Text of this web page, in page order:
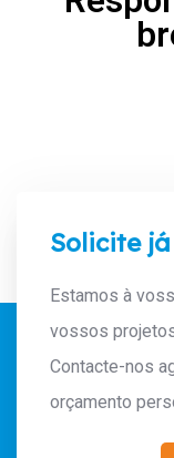
Solicite
Estamos à
vossos
Contacte-nos
orçamento